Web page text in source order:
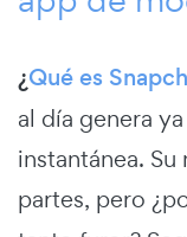
¿Qué es
al día genera
instantánea.
partes, pero